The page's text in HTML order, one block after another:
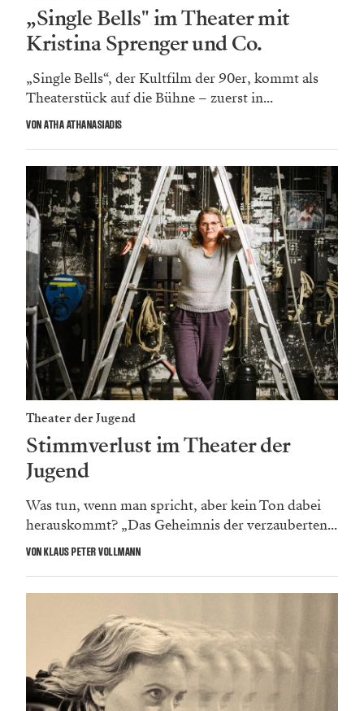
„Single Bells" im Theater mit
Kristina Sprenger und Co.
„Single Bells“, der Kultfilm der 90er, kommt als
Theaterstück auf die Bühne – zuerst in...
VON ATHA ATHANASIADIS
Theater der Jugend
Stimmverlust im Theater der
Jugend
Was tun, wenn man spricht, aber kein Ton dabei
herauskommt? „Das Geheimnis der verzauberten...
VON KLAUS PETER VOLLMANN